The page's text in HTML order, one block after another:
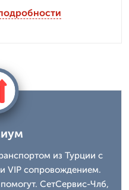
из Турции с
VIP сопровождением.
СетСервис-Члб,